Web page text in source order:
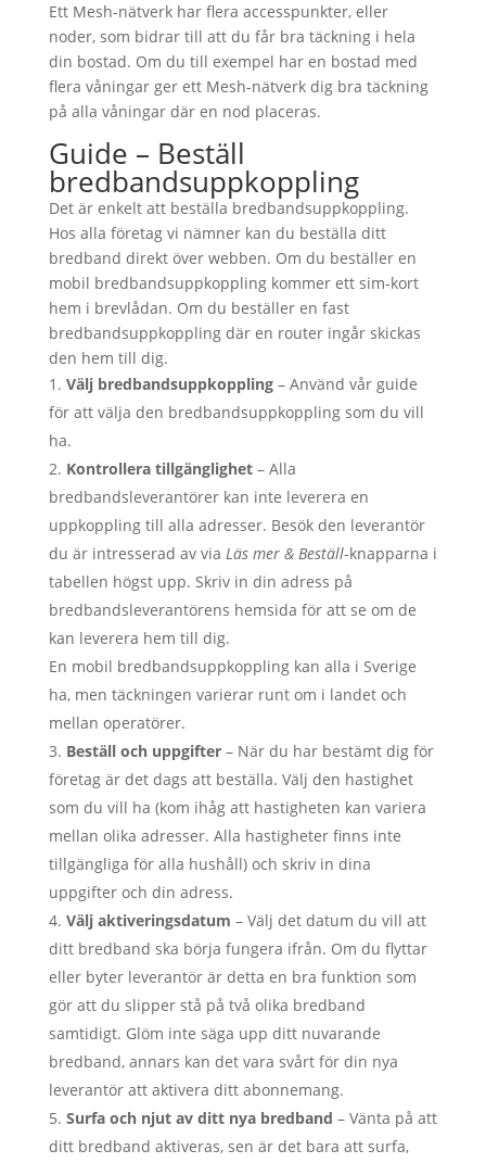
Ett Mesh-nätverk har flera accesspunkter, eller
noder, som bidrar till att du får bra täckning i hela
din bostad. Om du till exempel har en bostad med
flera våningar ger ett Mesh-nätverk dig bra täckning
på alla våningar där en nod placeras.
Guide – Beställ
bredbandsuppkoppling
Det är enkelt att beställa bredbandsuppkoppling.
Hos alla företag vi nämner kan du beställa ditt
bredband direkt över webben. Om du beställer en
mobil bredbandsuppkoppling kommer ett sim-kort
hem i brevlådan. Om du beställer en fast
bredbandsuppkoppling där en router ingår skickas
den hem till dig.
Välj bredbandsuppkoppling– Använd vår guide
för att välja den bredbandsuppkoppling som du vill
ha.
Kontrollera tillgänglighet– Alla
bredbandsleverantörer kan inte leverera en
uppkoppling till alla adresser. Besök den leverantör
du är intresserad av via Läs mer & Beställ-knapparna i
tabellen högst upp. Skriv in din adress på
bredbandsleverantörens hemsida för att se om de
kan leverera hem till dig.
En mobil bredbandsuppkoppling kan alla i Sverige
ha, men täckningen varierar runt om i landet och
mellan operatörer.
Beställ och uppgifter– När du har bestämt dig för
företag är det dags att beställa. Välj den hastighet
som du vill ha (kom ihåg att hastigheten kan variera
mellan olika adresser. Alla hastigheter finns inte
tillgängliga för alla hushåll) och skriv in dina
uppgifter och din adress.
Välj aktiveringsdatum – Välj det datum du vill att
ditt bredband ska börja fungera ifrån. Om du flyttar
eller byter leverantör är detta en bra funktion som
gör att du slipper stå på två olika bredband
samtidigt. Glöm inte säga upp ditt nuvarande
bredband, annars kan det vara svårt för din nya
leverantör att aktivera ditt abonnemang.
Surfa och njut av ditt nya bredband – Vänta på att
ditt bredband aktiveras, sen är det bara att surfa,